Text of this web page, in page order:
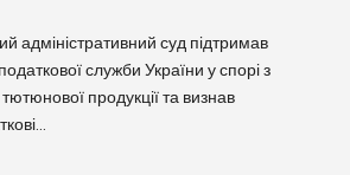
адміністративний суд підтримав
служби України у спорі з
продукції та визнав